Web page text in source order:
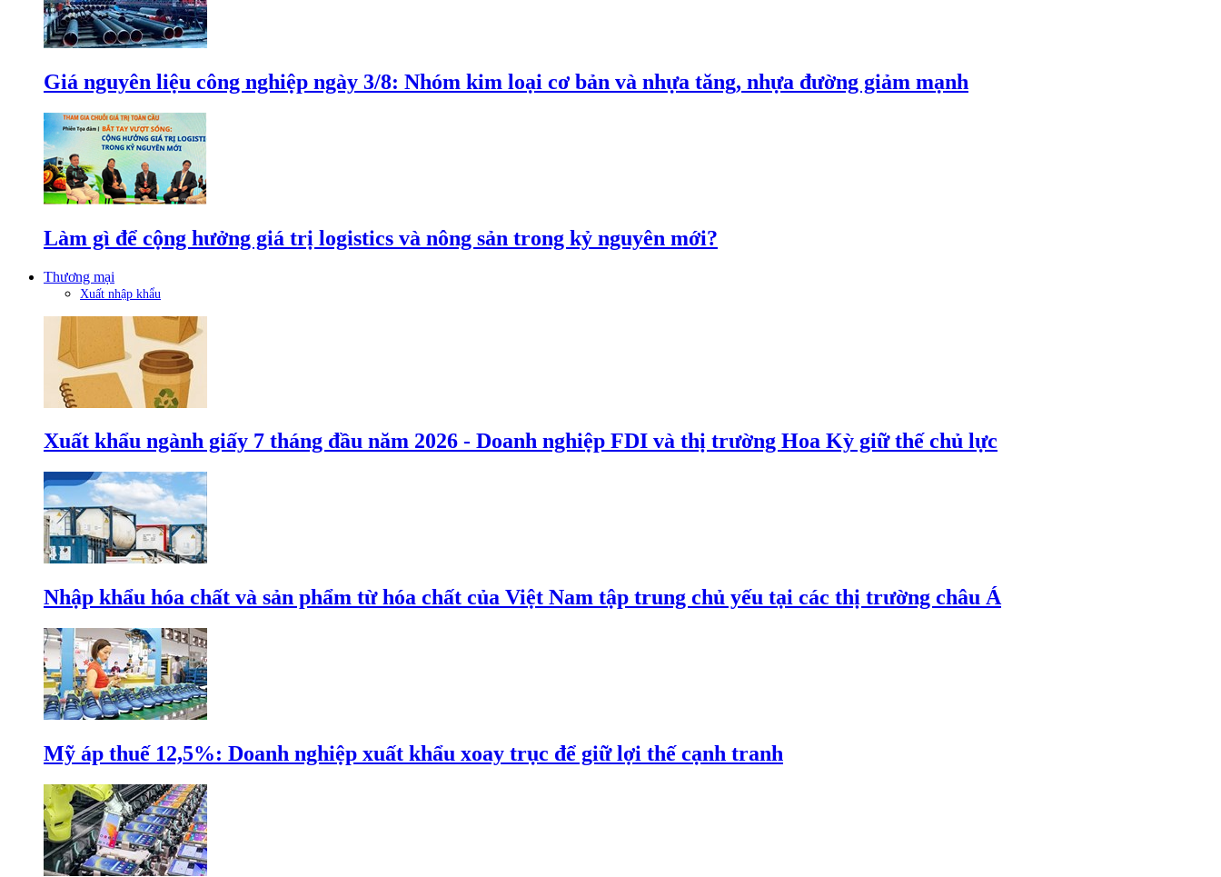
Giá nguyên liệu công nghiệp ngày 3/8: Nhóm kim loại cơ bản và nhựa tăng, nhựa đường giảm mạnh
Làm gì để cộng hưởng giá trị logistics và nông sản trong kỷ nguyên mới?
Thương mại
Xuất nhập khẩu
Xuất khẩu ngành giấy 7 tháng đầu năm 2026 - Doanh nghiệp FDI và thị trường Hoa Kỳ giữ thế chủ lực
Nhập khẩu hóa chất và sản phẩm từ hóa chất của Việt Nam tập trung chủ yếu tại các thị trường châu Á
Mỹ áp thuế 12,5%: Doanh nghiệp xuất khẩu xoay trục để giữ lợi thế cạnh tranh